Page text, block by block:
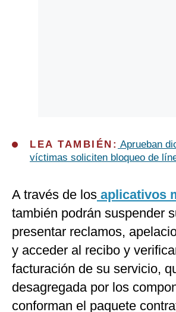
LEA TAMBIÉN: Aprueban
víctimas soliciten bloqueo de
A través de los aplicativos
también podrán suspender
presentar reclamos,
y acceder al recibo y
facturación de su servicio,
desagregada por los
conforman el paquete